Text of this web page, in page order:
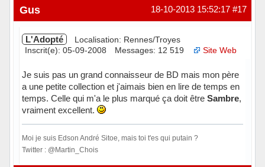
Hors ligne #17
18-10-2013 15:52:17
Gus
L'Adopté
Localisation: Rennes/Troyes
Inscrit(e): 05-09-2008
Messages: 12 519 Site Web
Je suis pas un grand connaisseur de BD mais mon père
a une petite collection et j'aimais bien en lire de temps en
temps. Celle qui m'a le plus marqué ça doit être Sambre,
vraiment excellent.
Moi je suis Edson André Sitoe, mais toi t'es qui putain ?
Twitter : @Martin_Chois